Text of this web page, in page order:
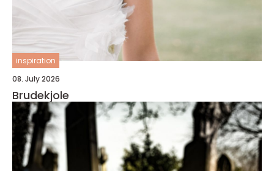
inspiration
08. July 2026
Brudekjole